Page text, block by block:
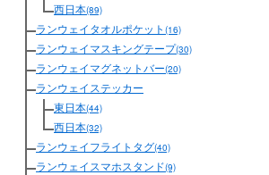
西日本(89)
ランウェイタオルポケット (16)
ランウェイマスキングテープ(30)
ランウェイマグネットバー(20)
ランウェイステッカー
東日本(44)
西日本(32)
ランウェイフライトタグ(40)
ランウェイスマホスタンド(9)